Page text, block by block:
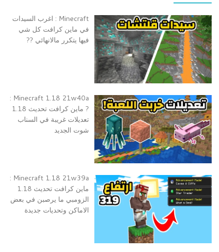
Minecraft : اغرب السيدات
في ماين كرافت كل شي
فيها يتكرر مالانهائي ??
Minecraft 1.18 21w40a :
? ماين كرافت تحديث 1.18
تعديلات غريبة في السناب
شوت الجديد
Minecraft 1.18 21w39a :
ماين كرافت تحديث 1.18
الزومبي ما يرصبن في بعض
الاماكن وتحديات جديدة